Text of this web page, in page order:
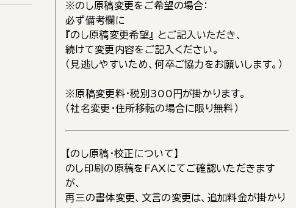
※のし原稿変更をご希望の場合：
必ず備考欄に
『のし原稿変更希望』 とご記入いただき、
続けて変更内容をご記入ください。
（見逃しやすいため、何卒ご協力をお願いします。）
※原稿変更料・税別300円が掛かります。
（社名変更・住所移転の場合に限り無料）
【のし原稿・校正について】
のし印刷の原稿をFAXにてご確認いただきます
が、
再三の書体変更、文言の変更は、追加料金が掛かり